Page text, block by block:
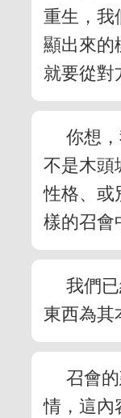
重生，我
顯出來的
就要從對
你想
不是木頭
性格、或
樣的召會
我們
東西為其
召會
情，這內